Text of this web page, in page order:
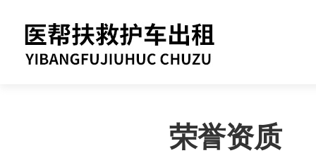
荣誉资质